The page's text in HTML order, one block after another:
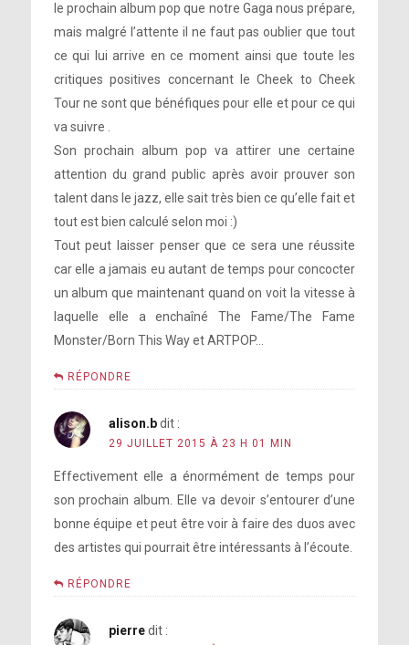
le prochain album pop que notre Gaga nous prépare,
mais malgré l’attente il ne faut pas oublier que tout
ce qui lui arrive en ce moment ainsi que toute les
critiques positives concernant le Cheek to Cheek
Tour ne sont que bénéfiques pour elle et pour ce qui
va suivre .
Son prochain album pop va attirer une certaine
attention du grand public après avoir prouver son
talent dans le jazz, elle sait très bien ce qu’elle fait et
tout est bien calculé selon moi :)
Tout peut laisser penser que ce sera une réussite
car elle a jamais eu autant de temps pour concocter
un album que maintenant quand on voit la vitesse à
laquelle elle a enchaîné The Fame/The Fame
Monster/Born This Way et ARTPOP…
RÉPONDRE
alison.b dit :
29 JUILLET 2015 À 23 H 01 MIN
Effectivement elle a énormément de temps pour
son prochain album. Elle va devoir s’entourer d’une
bonne équipe et peut être voir à faire des duos avec
des artistes qui pourrait être intéressants à l’écoute.
RÉPONDRE
pierre dit :